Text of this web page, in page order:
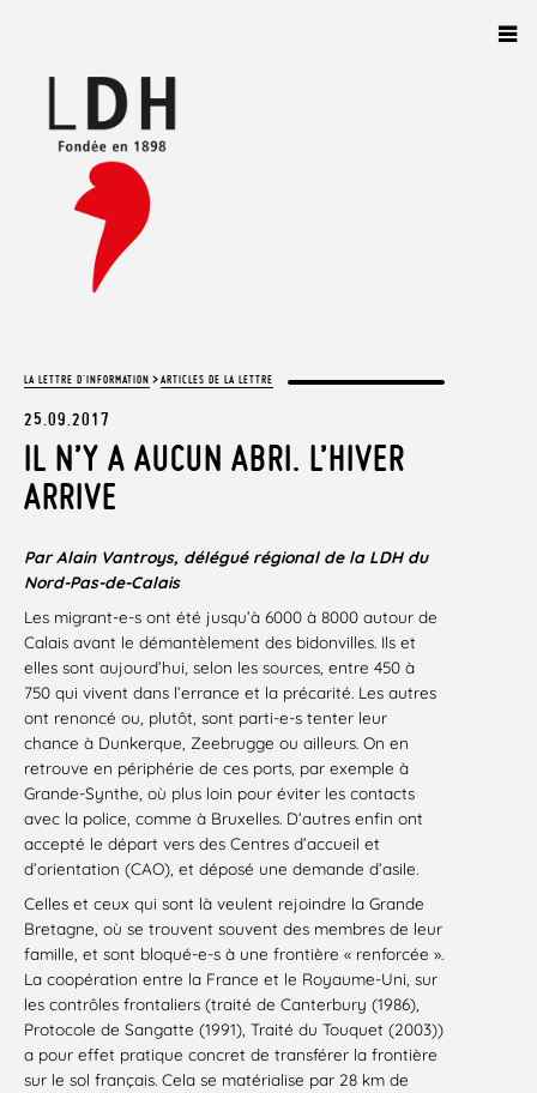
LA LETTRE D'INFORMATION >ARTICLES DE LA LETTRE
25.09.2017
IL N’Y A AUCUN ABRI. L’HIVER
ARRIVE
Par Alain Vantroys, délégué régional de la LDH du
Nord-Pas-de-Calais
Les migrant-e-s ont été jusqu’à 6000 à 8000 autour de
Calais avant le démantèlement des bidonvilles. Ils et
elles sont aujourd’hui, selon les sources, entre 450 à
750 qui vivent dans l’errance et la précarité. Les autres
ont renoncé ou, plutôt, sont parti-e-s tenter leur
chance à Dunkerque, Zeebrugge ou ailleurs. On en
retrouve en périphérie de ces ports, par exemple à
Grande-Synthe, où plus loin pour éviter les contacts
avec la police, comme à Bruxelles. D’autres enfin ont
accepté le départ vers des Centres d’accueil et
d’orientation (CAO), et déposé une demande d’asile.
Celles et ceux qui sont là veulent rejoindre la Grande
Bretagne, où se trouvent souvent des membres de leur
famille, et sont bloqué-e-s à une frontière « renforcée ».
La coopération entre la France et le Royaume-Uni, sur
les contrôles frontaliers (traité de Canterbury (1986),
Protocole de Sangatte (1991), Traité du Touquet (2003))
a pour effet pratique concret de transférer la frontière
sur le sol français. Cela se matérialise par 28 km de